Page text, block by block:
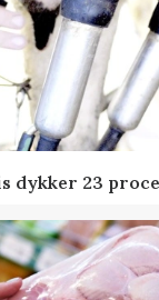
dykker 23